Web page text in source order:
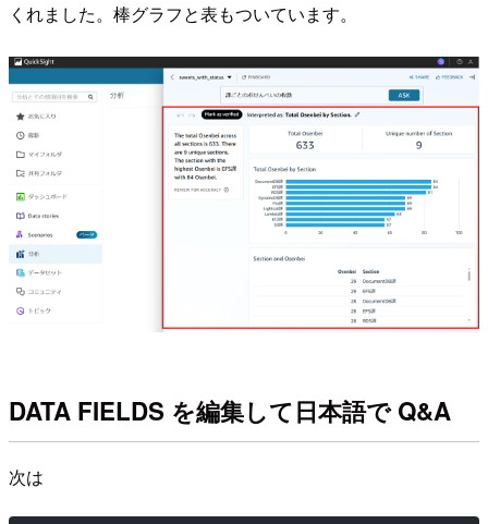
くれました。棒グラフと表もついています。
DATA FIELDS を編集して日本語で Q&A
次は